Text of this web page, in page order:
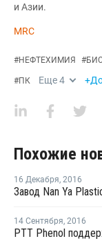
и Азии.
MRC
#НЕФТЕХИМИЯ #
#ПК Еще4
Похожие
16 Декабря, 2016
14 Сентября, 2016